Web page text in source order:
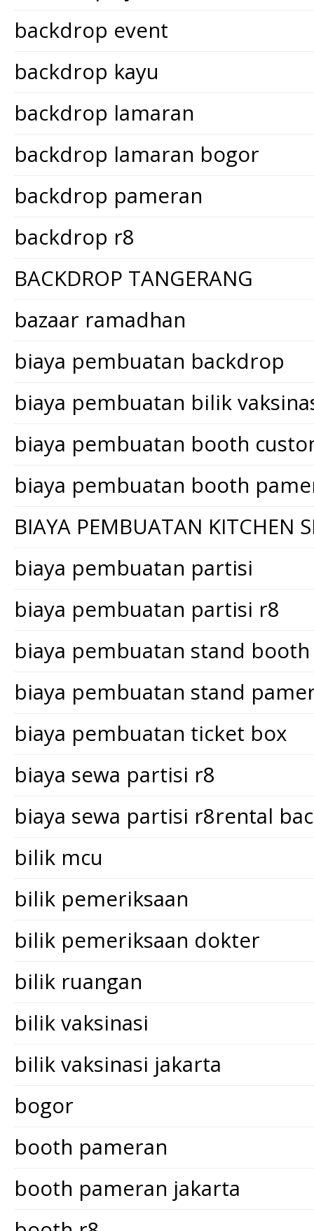
backdrop event
backdrop kayu
backdrop lamaran
backdrop lamaran bogor
backdrop pameran
backdrop r8
BACKDROP TANGERANG
bazaar ramadhan
biaya pembuatan backdrop
biaya pembuatan bilik
biaya pembuatan booth
biaya pembuatan booth
BIAYA PEMBUATAN KITCHEN
biaya pembuatan partisi
biaya pembuatan partisi r8
biaya pembuatan stand booth
biaya pembuatan stand
biaya pembuatan ticket box
biaya sewa partisi r8
biaya sewa partisi r8rental
bilik mcu
bilik pemeriksaan
bilik pemeriksaan dokter
bilik ruangan
bilik vaksinasi
bilik vaksinasi jakarta
bogor
booth pameran
booth pameran jakarta